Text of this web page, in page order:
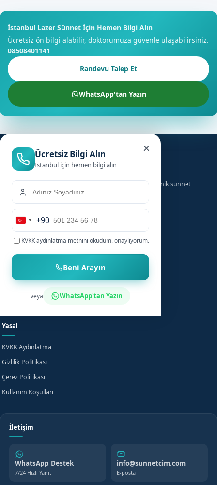
İstanbul Lazer Sünnet İçin Hemen Bilgi Alın
Ücretsiz ön bilgi alabilir, doktorumuza güvenle ulaşabilirsiniz.
08508401141
Randevu Talep Et
WhatsApp'tan Yazın
×
Ücretsiz Bilgi Alın
İstanbul için hemen bilgi alın
Turkey
+90
+90
KVKK aydınlatma metnini okudum, onaylıyorum.
Beni Arayın
veya WhatsApp'tan Yazın
Türkiye genelinde ailelere güvenilir, hızlı ve hijyenik sünnet
hizmeti sunuyoruz.
Hizmetler
Bebek Sünneti
Çocuk Sünneti
Sünnet Sonrası Bakım
Fiyat Bilgisi
Evde Sünnet
Anasayfa
Şehirler
Bilgi Merkezi
Yasal
KVKK Aydınlatma
Gizlilik Politikası
Çerez Politikası
Kullanım Koşulları
İletişim
WhatsApp Destek
7/24 Hızlı Yanıt
info@sunnetcim.com
E-posta